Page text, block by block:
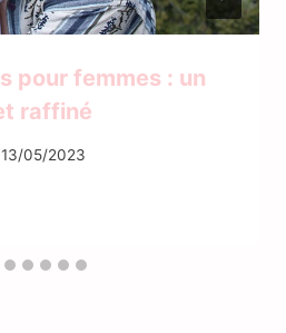
pour femmes : un
raffiné
13/05/2023